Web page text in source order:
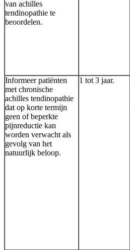
van achilles
tendinopathie te
beoordelen.
Informeer patiënten
met chronische
achilles tendinopathie
dat op korte termijn
geen of beperkte
pijnreductie kan
worden verwacht als
gevolg van het
natuurlijk beloop.
1 tot 3 jaar.